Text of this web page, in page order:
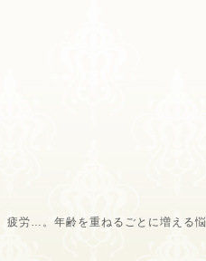
疲労…。年齢を重ねるごとに増える